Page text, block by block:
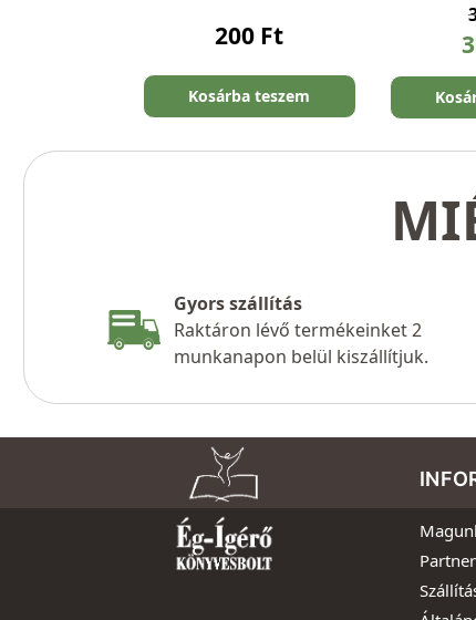
200 Ft
Kosárba teszem
Gyors szállítás
Raktáron lévő termékeinket 2
munkanapon belül kiszállítjuk.